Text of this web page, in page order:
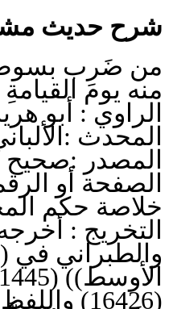
شرح حديث
من ضَرب بسوطٍ
منه يومَ القيامةِ
الراوي : أبو
المحدث
المصدر :صحيح
الصفحة أو الرقم:
خلاصة حكم
والطبراني في
(16426) واللفظ له